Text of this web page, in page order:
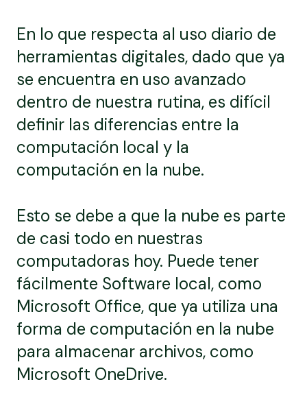
En lo que respecta al uso diario de
herramientas digitales, dado que ya
se encuentra en uso avanzado
dentro de nuestra rutina, es difícil
definir las diferencias entre la
computación local y la
computación en la nube.
Esto se debe a que la nube es parte
de casi todo en nuestras
computadoras hoy. Puede tener
fácilmente Software local, como
Microsoft Office, que ya utiliza una
forma de computación en la nube
para almacenar archivos, como
Microsoft OneDrive.